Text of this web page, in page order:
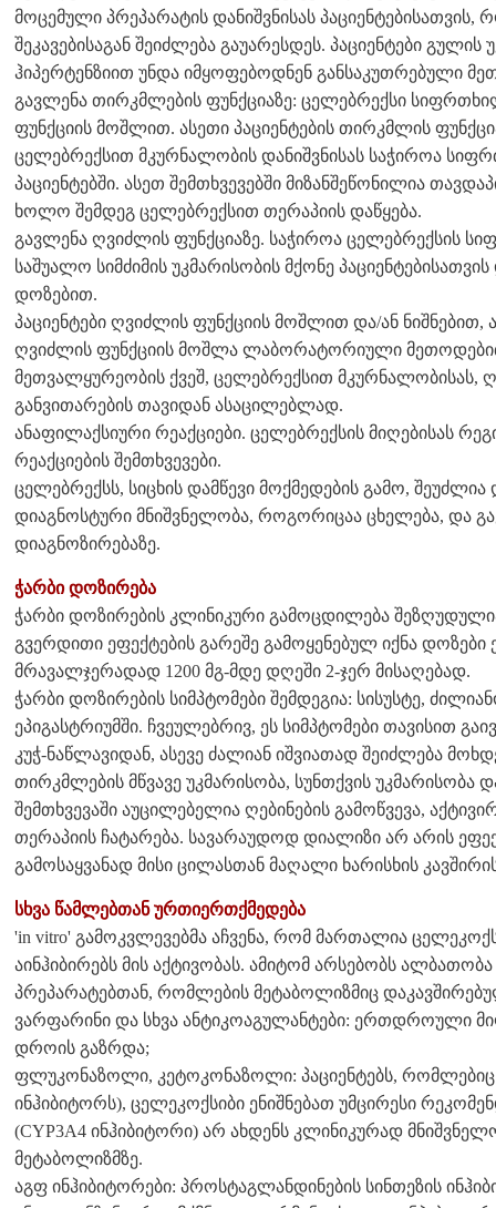
მოცემული პრეპარატის დანიშვნისას
შეკავებისაგან შეიძლება გაუარესდეს. პაციენტები
ჰიპერტენზიით უნდა იმყოფებოდნენ განსაკუთრებული
გავლენა თირკმლების ფუნქციაზე: ცელებრექსი
ფუნქციის მოშლით. ასეთი პაციენტების თირკმლის
ცელებრექსით მკურნალობის დანიშვნისას საჭიროა
პაციენტებში. ასეთ შემთხვევებში მიზანშეწონილია
ხოლო შემდეგ ცელებრექსით თერაპიის დაწყება.
გავლენა ღვიძლის ფუნქციაზე. საჭიროა ცელებრექსის
საშუალო სიმძიმის უკმარისობის მქონე
დოზებით.
პაციენტები ღვიძლის ფუნქციის მოშლით და/ან ნიშნებით,
ღვიძლის ფუნქციის მოშლა ლაბორატორიული
მეთვალყურეობის ქვეშ, ცელებრექსით მკურნალობისას,
განვითარების თავიდან ასაცილებლად.
ანაფილაქსიური რეაქციები. ცელებრექსის მიღებისას
რეაქციების შემთხვევები.
ცელებრექსს, სიცხის დამწევი მოქმედების გამო,
დიაგნოსტური მნიშვნელობა, როგორიცაა ცხელება, და
დიაგნოზირებაზე.
ჭარბი დოზირება
ჭარბი დოზირების კლინიკური გამოცდილება
გვერდითი ეფექტების გარეშე გამოყენებულ იქნა
მრავალჯერადად 1200 მგ-მდე დღეში 2-ჯერ მისაღებად.
ჭარბი დოზირების სიმპტომები შემდეგია: სისუსტე,
ეპიგასტრიუმში. ჩვეულებრივ, ეს სიმპტომები თავისით
კუჭ-ნაწლავიდან, ასევე ძალიან იშვიათად შეიძლება
თირკმლების მწვავე უკმარისობა, სუნთქვის უკმარისობა
შემთხვევაში აუცილებელია ღებინების გამოწვევა,
თერაპიის ჩატარება. სავარაუდოდ დიალიზი არ არის
გამოსაყვანად მისი ცილასთან მაღალი ხარისხის
სხვა წამლებთან ურთიერთქმედება
'in vitro' გამოკვლევებმა აჩვენა, რომ მართალია
აინჰიბირებს მის აქტივობას. ამიტომ არსებობს
პრეპარატებთან, რომლების მეტაბოლიზმიც
ვარფარინი და სხვა ანტიკოაგულანტები: ერთდროული
დროის გაზრდა;
ფლუკონაზოლი, კეტოკონაზოლი: პაციენტებს,
ინჰიბიტორს), ცელეკოქსიბი ენიშნებათ უმცირესი
(CYP3A4 ინჰიბიტორი) არ ახდენს კლინიკურად
მეტაბოლიზმზე.
აგფ ინჰიბიტორები: პროსტაგლანდინების სინთეზის